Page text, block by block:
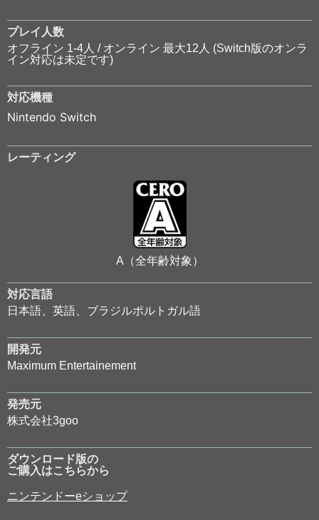
プレイ人数
オフライン 1-4人 / オンライン 最大12人 (Switch版のオンラ
イン対応は未定です)
対応機種
Nintendo Switch
レーティング
A（全年齢対象）
対応言語
日本語、英語、ブラジルポルトガル語
開発元
Maximum Entertainement
発売元
株式会社3goo
ダウンロード版の
ご購入はこちらから
ニンテンドーeショップ